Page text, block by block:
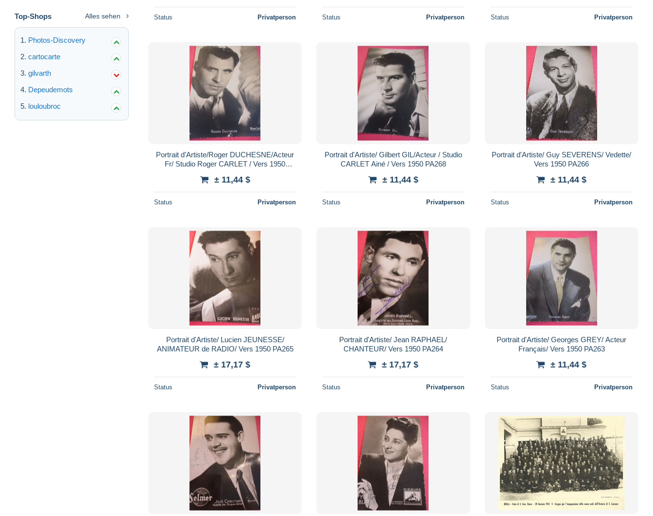
Top-Shops Alles sehen
Photos-Discovery
cartocarte
gilvarth
Depeudemots
louloubroc
Status Privatperson Status Privatperson Status Privatperson
Portrait d'Artiste/Roger DUCHESNE/Acteur
Fr/ Studio Roger CARLET / Vers 1950
± 11,44 $
Status Privatperson
Portrait d'Artiste/ Gilbert GIL/Acteur / Studio
CARLET Ainé / Vers 1950 PA268
± 11,44 $
Status Privatperson
Portrait d'Artiste/ Guy SEVERENS/ Vedette/
Vers 1950 PA266
± 11,44 $
Status Privatperson
Portrait d'Artiste/ Lucien JEUNESSE/
ANIMATEUR de RADIO/ Vers 1950 PA265
± 17,17 $
Status Privatperson
Portrait d'Artiste/ Jean RAPHAEL/
CHANTEUR/ Vers 1950 PA264
± 17,17 $
Status Privatperson
Portrait d'Artiste/ Georges GREY/ Acteur
Français/ Vers 1950 PA263
± 11,44 $
Status Privatperson